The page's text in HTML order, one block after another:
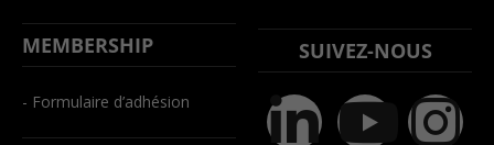
MEMBERSHIP
- Formulaire d’adhésion
SUIVEZ-NOUS